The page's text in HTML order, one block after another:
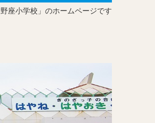
座小学校」のホームページです